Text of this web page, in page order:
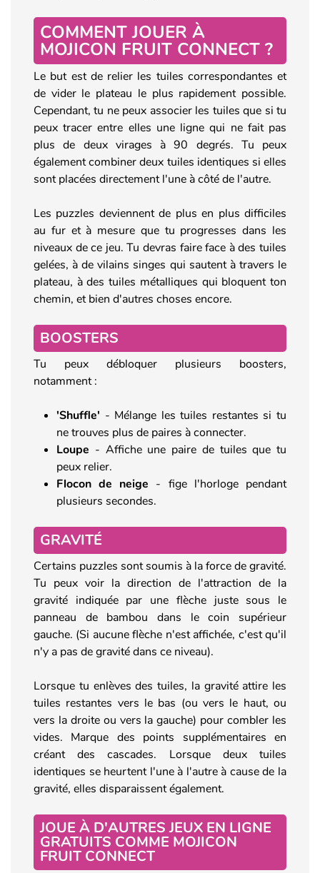
COMMENT JOUER À
MOJICON FRUIT CONNECT ?
Le but est de relier les tuiles correspondantes et
de vider le plateau le plus rapidement possible.
Cependant, tu ne peux associer les tuiles que si tu
peux tracer entre elles une ligne qui ne fait pas
plus de deux virages à 90 degrés. Tu peux
également combiner deux tuiles identiques si elles
sont placées directement l'une à côté de l'autre.
Les puzzles deviennent de plus en plus difficiles
au fur et à mesure que tu progresses dans les
niveaux de ce jeu. Tu devras faire face à des tuiles
gelées, à de vilains singes qui sautent à travers le
plateau, à des tuiles métalliques qui bloquent ton
chemin, et bien d'autres choses encore.
BOOSTERS
Tu peux débloquer plusieurs boosters,
notamment :
'Shuffle' - Mélange les tuiles restantes si tu
ne trouves plus de paires à connecter.
Loupe - Affiche une paire de tuiles que tu
peux relier.
Flocon de neige - fige l'horloge pendant
plusieurs secondes.
GRAVITÉ
Certains puzzles sont soumis à la force de gravité.
Tu peux voir la direction de l'attraction de la
gravité indiquée par une flèche juste sous le
panneau de bambou dans le coin supérieur
gauche. (Si aucune flèche n'est affichée, c'est qu'il
n'y a pas de gravité dans ce niveau).
Lorsque tu enlèves des tuiles, la gravité attire les
tuiles restantes vers le bas (ou vers le haut, ou
vers la droite ou vers la gauche) pour combler les
vides. Marque des points supplémentaires en
créant des cascades. Lorsque deux tuiles
identiques se heurtent l'une à l'autre à cause de la
gravité, elles disparaissent également.
JOUE À D'AUTRES JEUX EN LIGNE
GRATUITS COMME MOJICON
FRUIT CONNECT